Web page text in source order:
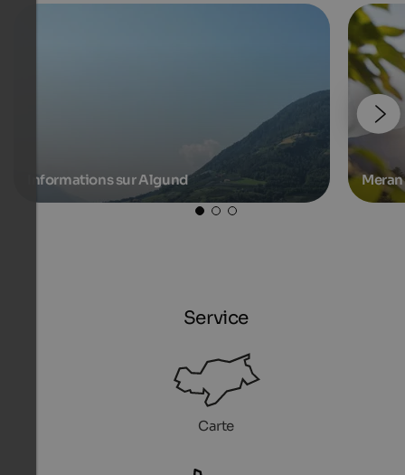
Informations sur Algund
Service
Carte